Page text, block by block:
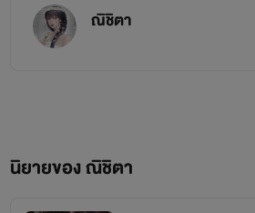
ณิชิตา
นิยายของ ณิชิตา